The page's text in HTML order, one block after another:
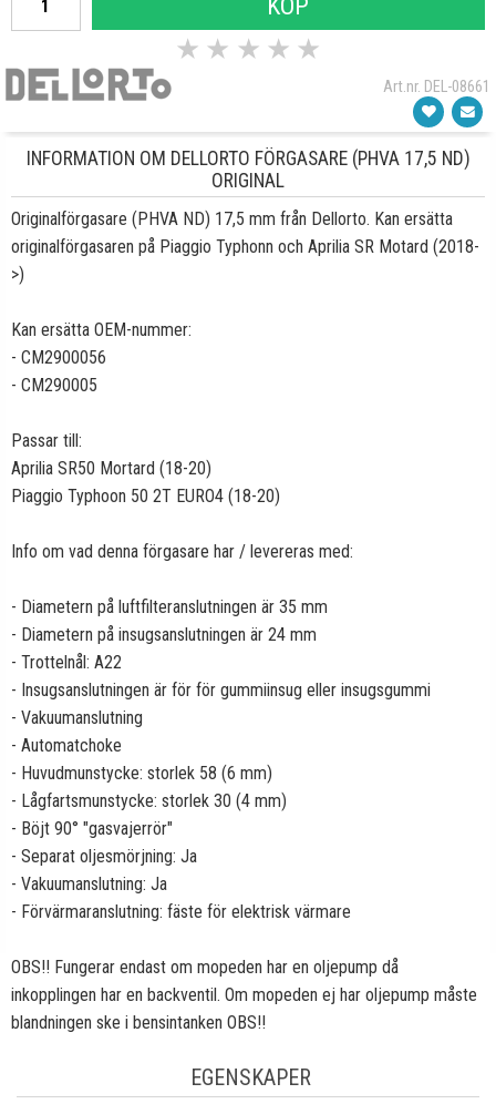
★ ★ ★ ★ ★
Art.nr. DEL-08661
INFORMATION OM DELLORTO FÖRGASARE (PHVA 17,5 ND)
ORIGINAL
Originalförgasare (PHVA ND) 17,5 mm från Dellorto. Kan ersätta
originalförgasaren på Piaggio Typhonn och Aprilia SR Motard (2018-
>)
Kan ersätta OEM-nummer:
- CM2900056
- CM290005
Passar till:
Aprilia SR50 Mortard (18-20)
Piaggio Typhoon 50 2T EURO4 (18-20)
Info om vad denna förgasare har / levereras med:
- Diametern på luftfilteranslutningen är 35 mm
- Diametern på insugsanslutningen är 24 mm
- Trottelnål: A22
- Insugsanslutningen är för för gummiinsug eller insugsgummi
- Vakuumanslutning
- Automatchoke
- Huvudmunstycke: storlek 58 (6 mm)
- Lågfartsmunstycke: storlek 30 (4 mm)
- Böjt 90° "gasvajerrör"
- Separat oljesmörjning: Ja
- Vakuumanslutning: Ja
- Förvärmaranslutning: fäste för elektrisk värmare
OBS!! Fungerar endast om mopeden har en oljepump då
inkopplingen har en backventil. Om mopeden ej har oljepump måste
blandningen ske i bensintanken OBS!!
EGENSKAPER